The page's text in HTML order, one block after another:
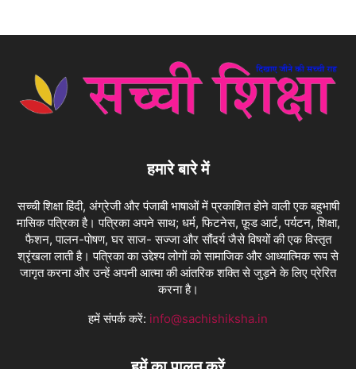
हमारे बारे में
सच्ची शिक्षा हिंदी, अंग्रेजी और पंजाबी भाषाओं में प्रकाशित होने वाली एक बहुभाषी
मासिक पत्रिका है। पत्रिका अपने साथ; धर्म, फिटनेस, फ़ूड आर्ट, पर्यटन, शिक्षा,
फैशन, पालन-पोषण, घर साज- सज्जा और सौंदर्य जैसे विषयों की एक विस्तृत
श्रृंखला लाती है। पत्रिका का उद्देश्य लोगों को सामाजिक और आध्यात्मिक रूप से
जागृत करना और उन्हें अपनी आत्मा की आंतरिक शक्ति से जुड़ने के लिए प्रेरित
करना है।
हमें संपर्क करें: info@sachishiksha.in